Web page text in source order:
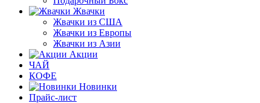
Жвачки
Жвачки из США
Жвачки из Европы
Жвачки из Азии
Акции
ЧАЙ
КОФЕ
Новинки
Прайс-лист